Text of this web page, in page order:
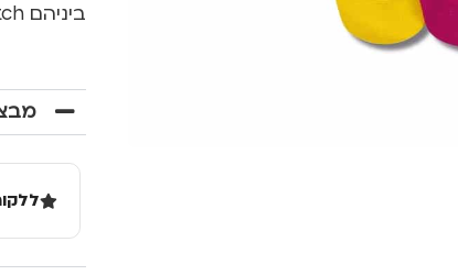
ביניהם mix and mismatch!
ללקוחות חדשים!